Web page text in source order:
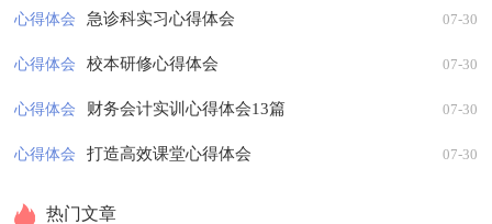
心得体会 急诊科实习心得体会 07-30
心得体会 校本研修心得体会 07-30
心得体会 财务会计实训心得体会13篇 07-30
心得体会 打造高效课堂心得体会 07-30
热门文章